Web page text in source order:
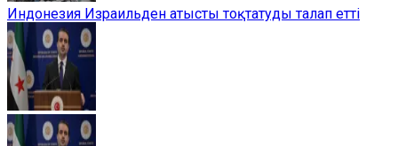
Индонезия Израильден атысты тоқтатуды талап етті